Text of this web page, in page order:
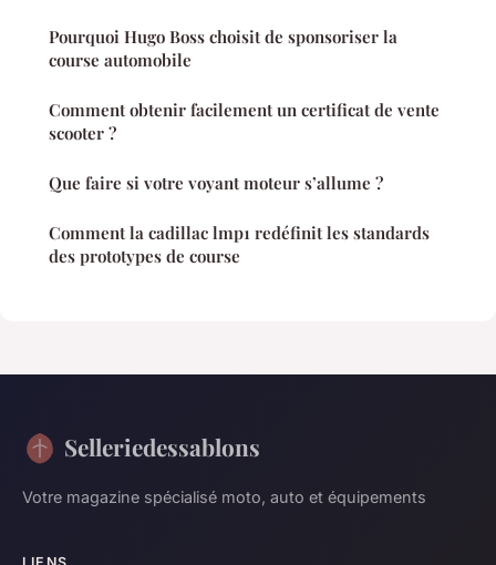
Pourquoi Hugo Boss choisit de sponsoriser la
course automobile
Comment obtenir facilement un certificat de vente
scooter ?
Que faire si votre voyant moteur s’allume ?
Comment la cadillac lmp1 redéfinit les standards
des prototypes de course
Selleriedessablons
Votre magazine spécialisé moto, auto et équipements